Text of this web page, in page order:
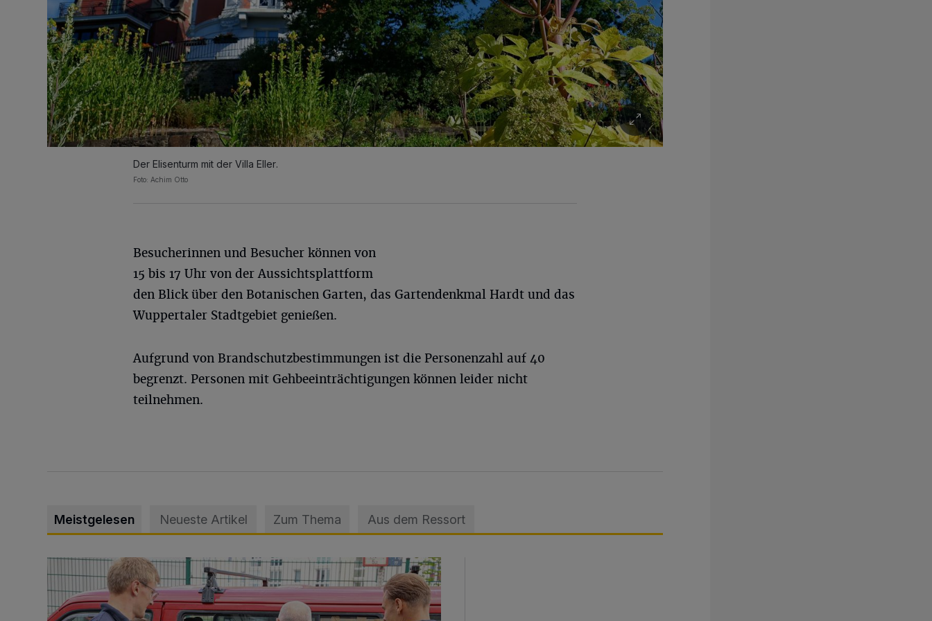
Der Elisenturm mit der Villa Eller.
Foto: Achim Otto
Besucherinnen und Besucher können von
15 bis 17 Uhr von der Aussichtsplattform
den Blick über den Botanischen Garten, das Gartendenkmal Hardt und das
Wuppertaler Stadtgebiet genießen.
Aufgrund von Brandschutzbestimmungen ist die Personenzahl auf 40
begrenzt. Personen mit Gehbeeinträchtigungen können leider nicht
teilnehmen.
Meistgelesen Neueste Artikel Zum Thema Aus dem Ressort
Feuerwehr befreit Kind aus verschlossenem VW Bulli